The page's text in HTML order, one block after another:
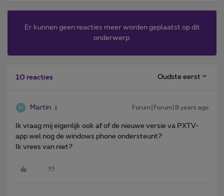
Er kunnen geen reacties meer worden geplaatst op dit
onderwerp.
10 reacties Oudste eerst
Martin Forum|Forum|8 years ago
Ik vraag mij eigenlijk ook af of de nieuwe versie va PXTV-
app wel nog de windows phone ondersteunt?
Ik vrees van niet?